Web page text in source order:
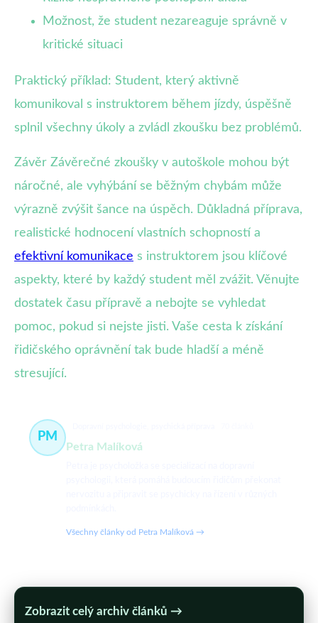
Možnost, že student nezareaguje správně v
kritické situaci
Praktický příklad: Student, který aktivně
komunikoval s instruktorem během jízdy, úspěšně
splnil všechny úkoly a zvládl zkoušku bez problémů.
Závěr Závěrečné zkoušky v autoškole mohou být
náročné, ale vyhýbání se běžným chybám může
výrazně zvýšit šance na úspěch. Důkladná příprava,
realistické hodnocení vlastních schopností a
efektivní komunikace s instruktorem jsou klíčové
aspekty, které by každý student měl zvážit. Věnujte
dostatek času přípravě a nebojte se vyhledat
pomoc, pokud si nejste jisti. Vaše cesta k získání
řidičského oprávnění tak bude hladší a méně
stresující.
PM
Petra Malíková
Všechny články od Petra Malíková →
Zobrazit celý archiv článků →